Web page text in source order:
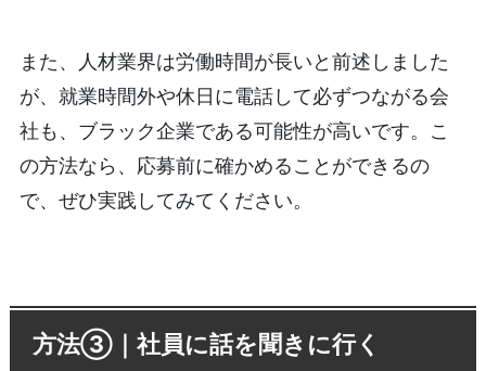
また、人材業界は労働時間が長いと前述しました
が、就業時間外や休日に電話して必ずつながる会
社も、ブラック企業である可能性が高いです。こ
の方法なら、応募前に確かめることができるの
で、ぜひ実践してみてください。
方法③｜社員に話を聞きに行く